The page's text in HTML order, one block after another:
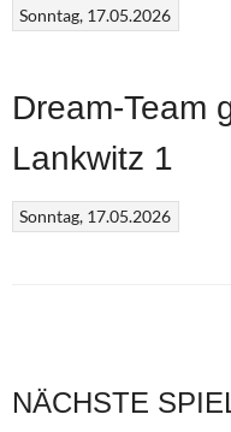
Sonntag, 17.05.2026
Dream-Team
Lankwitz 1
Sonntag, 17.05.2026
NÄCHSTE